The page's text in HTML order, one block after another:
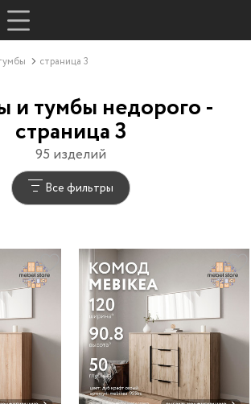
страница 3
и тумбы недорого -
страница 3
95 изделий
Все фильтры